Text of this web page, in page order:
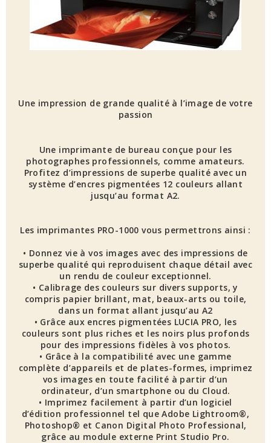
Une impression de grande qualité à l’image de votre
passion
Une imprimante de bureau conçue pour les
photographes professionnels, comme amateurs.
Profitez d’impressions de superbe qualité avec un
système d’encres pigmentées 12 couleurs allant
jusqu’au format A2.
Les imprimantes PRO-1000 vous permettrons ainsi :
• Donnez vie à vos images avec des impressions de
superbe qualité qui reproduisent chaque détail avec
un rendu de couleur exceptionnel.
• Calibrage des couleurs sur divers supports, y
compris papier brillant, mat, beaux-arts ou toile,
dans un format allant jusqu’au A2
• Grâce aux encres pigmentées LUCIA PRO, les
couleurs sont plus riches et les noirs plus profonds
pour des impressions fidèles à vos photos.
• Grâce à la compatibilité avec une gamme
complète d’appareils et de plates-formes, imprimez
vos images en toute facilité à partir d’un
ordinateur, d’un smartphone ou du Cloud.
• Imprimez facilement à partir d’un logiciel
d’édition professionnel tel que Adobe Lightroom®,
Photoshop® et Canon Digital Photo Professional,
grâce au module externe Print Studio Pro.